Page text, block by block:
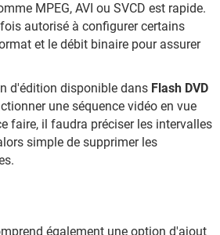
MPEG, AVI ou SVCD est rapide.
autorisé à configurer certains
et le débit binaire pour assurer
d'édition disponible dans Flash DVD
une séquence vidéo en vue
faire, il faudra préciser les intervalles
simple de supprimer les
également une option d'ajout